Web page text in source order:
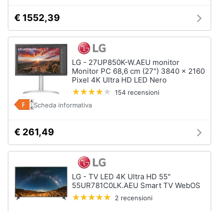
€ 1552,39
LG - 27UP850K-W.AEU monitor
Monitor PC 68,6 cm (27") 3840 x 2160
Pixel 4K Ultra HD LED Nero
154 recensioni
Scheda informativa
€ 261,49
LG - TV LED 4K Ultra HD 55"
55UR781C0LK.AEU Smart TV WebOS
2 recensioni